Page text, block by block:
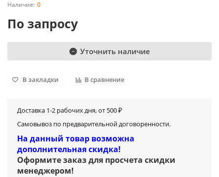
0
По запросу
Уточнить наличие
В закладки В сравнение
Доставка 1-2 рабочих дня, от 500 ₽
Самовывоз по предварительной договоренности.
На данный товар возможна
дополнительная скидка!
Оформите заказ для просчета скидки
менеджером!